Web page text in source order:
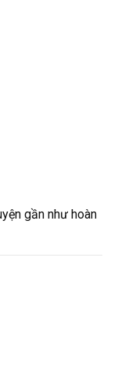
gần như hoàn